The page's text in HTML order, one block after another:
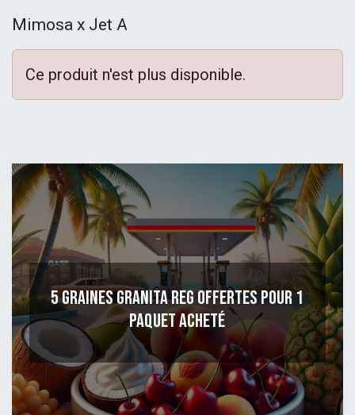
Mimosa x Jet A
Ce produit n'est plus disponible.
5 graines Granita Reg offertes pour 1
paquet acheté